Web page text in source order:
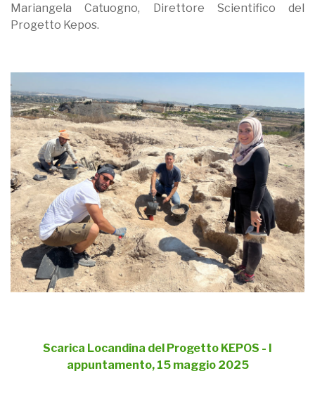
Mariangela Catuogno, Direttore Scientifico del
Progetto Kepos.
Scarica Locandina del Progetto KEPOS - I
appuntamento, 15 maggio 2025